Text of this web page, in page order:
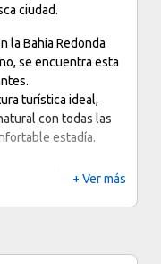
ciudad.
la Bahia Redonda
se encuentra esta
turística ideal,
con todas las
estadía.
Nacional Los
Parque Nacional los
+ Ver más